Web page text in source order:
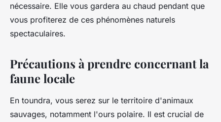
nécessaire. Elle vous gardera au chaud pendant que
vous profiterez de ces phénomènes naturels
spectaculaires.
Précautions à prendre concernant la
faune locale
En toundra, vous serez sur le territoire d'animaux
sauvages, notamment l'ours polaire. Il est crucial de